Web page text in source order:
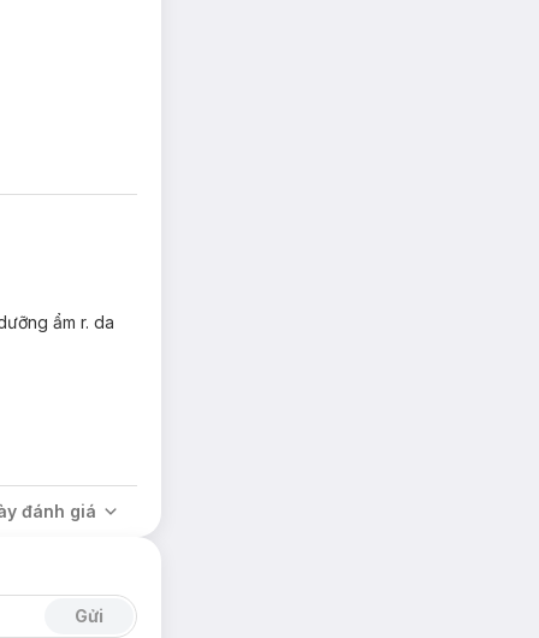
ẩm r. da
đánh giá
Gửi